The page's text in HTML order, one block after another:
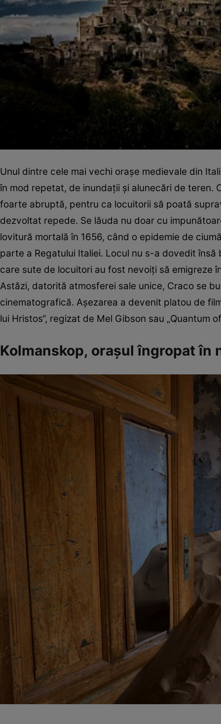
Unul dintre cele mai vechi oraşe medievale din
în mod repetat, de inundaţii şi alunecări de teren.
foarte abruptă, pentru ca locuitorii să poată
dezvoltat repede. Se lăuda nu doar cu
lovitură mortală în 1656, când o epidemie de
parte a Regatului Italiei. Locul nu s-a dovedit
care sute de locuitori au fost nevoiţi să emigreze
Astăzi, datorită atmosferei sale unice, Craco se
cinematografică. Aşezarea a devenit platou de
lui Hristos“, regizat de Mel Gibson sau „Quantum
Kolmanskop, oraşul îngropat în